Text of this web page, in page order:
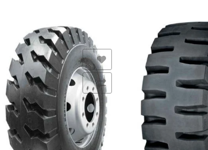
Comparar
Añadir a la lista de deseos
Comparar
Añadir a la lista de